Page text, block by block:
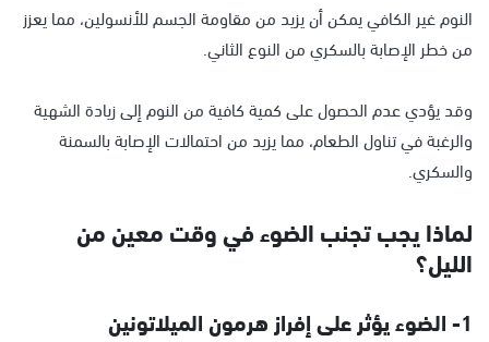
النوم غير الكافي يمكن أن يزيد من مقاومة الجسم للأنسولين، مما يعزز
من خطر الإصابة بالسكري من النوع الثاني.
وقد يؤدي عدم الحصول على كمية كافية من النوم إلى زيادة الشهية
والرغبة في تناول الطعام، مما يزيد من احتمالات الإصابة بالسمنة
والسكري.
لماذا يجب تجنب الضوء في وقت معين من
الليل؟
1- الضوء يؤثر على إفراز هرمون الميلاتونين